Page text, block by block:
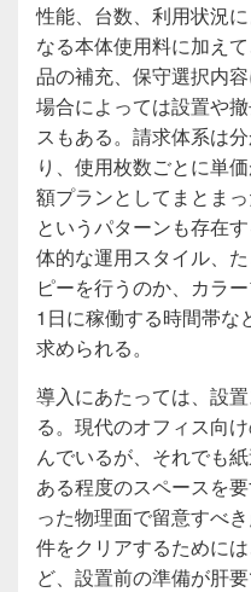
性能、台数、利用状況
なる本体使用料に加え
品の補充、保守選択内
場合によっては設置や
スもある。請求体系は
り、使用枚数ごとに単
額プランとしてまとま
というパターンも存在
体的な運用スタイル、
ピーを行うのか、カラ
1日に稼働する時間帯な
求められる。
導入にあたっては、設
る。現代のオフィス向
んでいるが、それでも
ある程度のスペースを
った物理面で留意すべ
件をクリアするために
ど、設置前の準備が肝